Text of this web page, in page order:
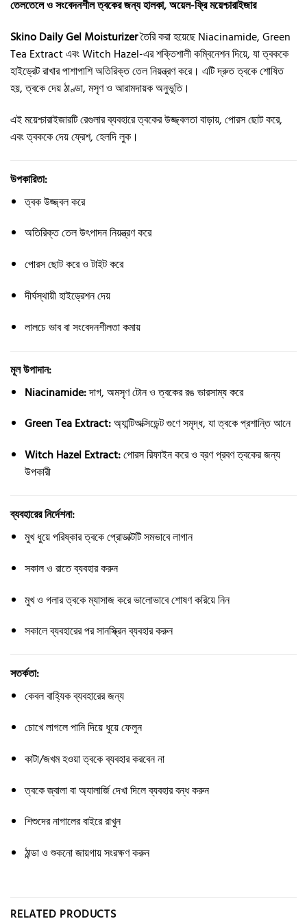
তেলতেলে ও সংবেদনশীল ত্বকের জন্য হালকা, অয়েল-ফ্রি ময়েশ্চারাইজার
Skino Daily Gel Moisturizerতৈরি করা হয়েছে Niacinamide, Green
Tea Extract এবং Witch Hazel-এর শক্তিশালী কম্বিনেশন দিয়ে, যা ত্বককে
হাইড্রেট রাখার পাশাপাশি অতিরিক্ত তেল নিয়ন্ত্রণ করে। এটি দ্রুত ত্বকে শোষিত
হয়, ত্বকে দেয় ঠাণ্ডা, মসৃণ ও আরামদায়ক অনুভূতি।
এই ময়েশ্চারাইজারটি রেগুলার ব্যবহারে ত্বকের উজ্জ্বলতা বাড়ায়, পোরস ছোট করে,
এবং ত্বককে দেয় ফ্রেশ, হেলদি লুক।
উপকারিতা:
ত্বক উজ্জ্বল করে
অতিরিক্ত তেল উৎপাদন নিয়ন্ত্রণ করে
পোরস ছোট করে ও টাইট করে
দীর্ঘস্থায়ী হাইড্রেশন দেয়
লালচে ভাব বা সংবেদনশীলতা কমায়
মূল উপাদান:
Niacinamide:দাগ, অমসৃণ টোন ও ত্বকের রঙ ভারসাম্য করে
Green Tea Extract:অ্যান্টিঅক্সিডেন্ট গুণে সমৃদ্ধ, যা ত্বকে প্রশান্তি আনে
Witch Hazel Extract:পোরস রিফাইন করে ও ব্রণ প্রবণ ত্বকের জন্য
উপকারী
ব্যবহারের নির্দেশনা:
মুখ ধুয়ে পরিষ্কার ত্বকে প্রোডাক্টটি সমভাবে লাগান
সকাল ও রাতে ব্যবহার করুন
মুখ ও গলার ত্বকে ম্যাসাজ করে ভালোভাবে শোষণ করিয়ে নিন
সকালে ব্যবহারের পর সানস্ক্রিন ব্যবহার করুন
সতর্কতা:
কেবল বাহ্যিক ব্যবহারের জন্য
চোখে লাগলে পানি দিয়ে ধুয়ে ফেলুন
কাটা/জখম হওয়া ত্বকে ব্যবহার করবেন না
ত্বকে জ্বালা বা অ্যালার্জি দেখা দিলে ব্যবহার বন্ধ করুন
শিশুদের নাগালের বাইরে রাখুন
ঠান্ডা ও শুকনো জায়গায় সংরক্ষণ করুন
RELATED PRODUCTS